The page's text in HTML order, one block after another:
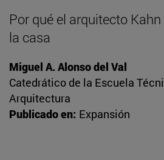
Por qué el arquitecto
la casa
Miguel A. Alonso del Val
Catedrático de la Escuela
Arquitectura
Publicado en: Expansión